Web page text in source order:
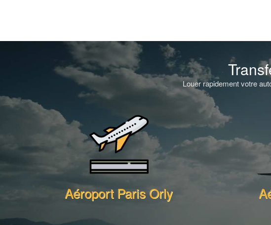
Louer rapidement votre
Aéroport Paris Orly